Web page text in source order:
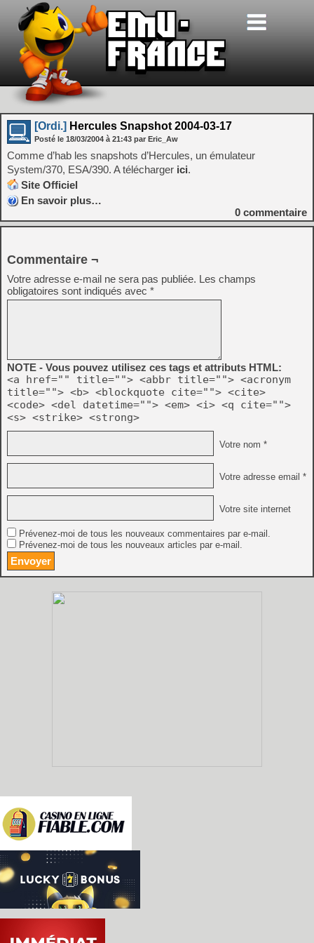
[Ordi.] Hercules Snapshot 2004-03-17
Posté le 18/03/2004 à 21:43 par Eric_Aw
Comme d’hab les snapshots d’Hercules, un émulateur
System/370, ESA/390. A télécharger ici.
Site Officiel
En savoir plus…
0 commentaire
Commentaire ¬
Votre adresse e-mail ne sera pas publiée. Les champs
obligatoires sont indiqués avec *
NOTE - Vous pouvez utilisez ces tags et attributs HTML:
<a href="" title=""> <abbr title=""> <acronym
title=""> <b> <blockquote cite=""> <cite>
<code> <del datetime=""> <em> <i> <q cite="">
<s> <strike> <strong>
Votre nom *
Votre adresse email *
Votre site internet
Prévenez-moi de tous les nouveaux commentaires par e-mail.
Prévenez-moi de tous les nouveaux articles par e-mail.